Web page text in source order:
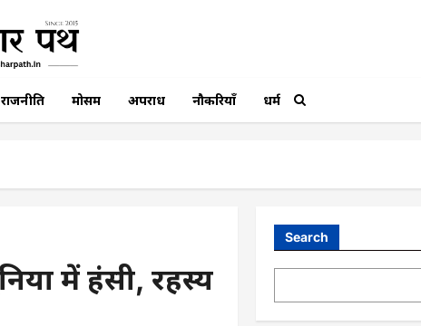
राजनीति मोसम अपराध नौकरियाँ धर्म
में हंसी, रहस्य
Search